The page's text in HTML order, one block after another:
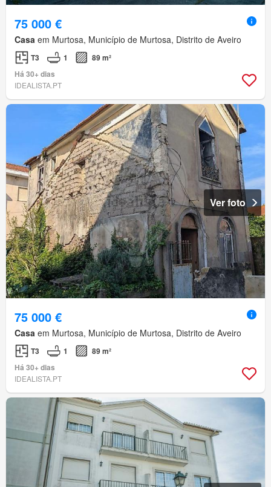
75 000 €
Casa em Murtosa, Município de Murtosa, Distrito de Aveiro
T3 1
89 m²
Há 30+ dias
IDEALISTA.PT
Ver foto
75 000 €
Casa em Murtosa, Município de Murtosa, Distrito de Aveiro
T3 1
89 m²
Há 30+ dias
IDEALISTA.PT